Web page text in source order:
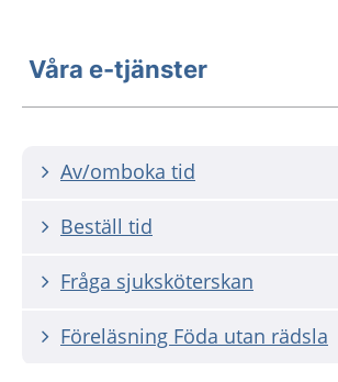
Våra e-tjänster
Av/omboka tid
Beställ tid
Fråga sjuksköterskan
Föreläsning Föda utan rädsla